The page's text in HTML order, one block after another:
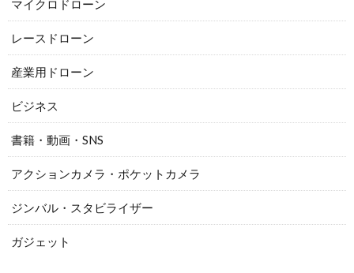
マイクロドローン
レースドローン
産業用ドローン
ビジネス
書籍・動画・SNS
アクションカメラ・ポケットカメラ
ジンバル・スタビライザー
ガジェット